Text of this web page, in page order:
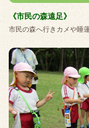
《市民の森遠足》
市民の森へ行きカメや睡